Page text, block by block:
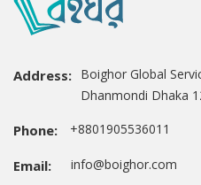
Address: Boighor Global
Dhanmondi Dhaka
Phone: +8801905536011
Email: info@boighor.com